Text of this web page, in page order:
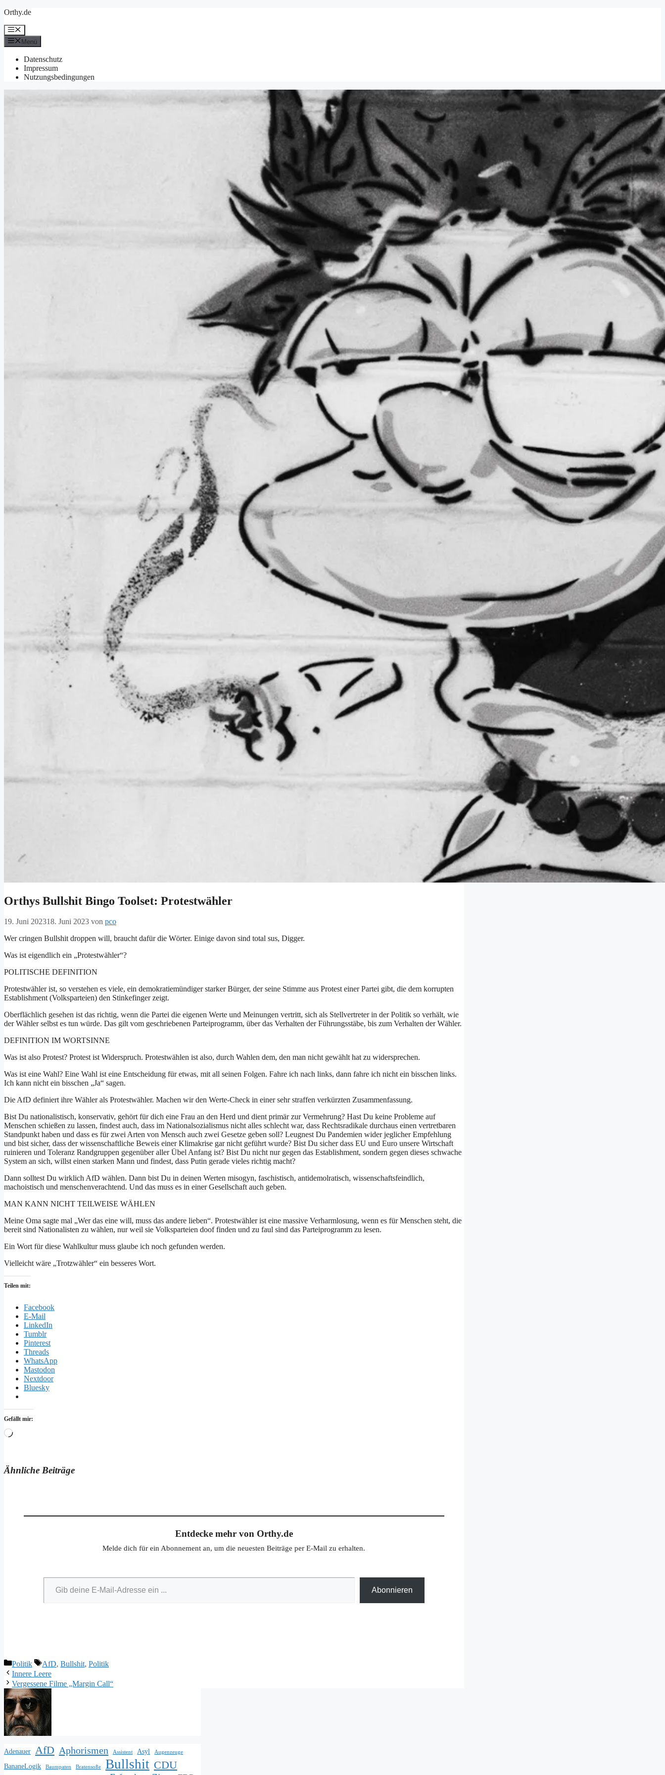
Zum
springen
Orthy.de
Menü
Menü
Datenschutz
Impressum
Nutzungsbedingungen
Orthys Bullshit Bingo Toolset: Protestwähler
19. Juni 202318. Juni 2023 von pco
Wer cringen Bullshit droppen will, braucht dafür die Wörter. Einige davon sind total sus, Digger.
Was ist eigendlich ein „Protestwähler“?
POLITISCHE DEFINITION
Protestwähler ist, so verstehen es viele, ein demokratiemündiger starker Bürger, der seine Stimme aus Protest einer Partei gibt, die dem korrupten
Establishment (Volksparteien) den Stinkefinger zeigt.
Oberflächlich gesehen ist das richtig, wenn die Partei die eigenen Werte und Meinungen vertritt, sich als Stellvertreter in der Politik so verhält, wie
der Wähler selbst es tun würde. Das gilt vom geschriebenen Parteiprogramm, über das Verhalten der Führungsstäbe, bis zum Verhalten der Wähler.
DEFINITION IM WORTSINNE
Was ist also Protest? Protest ist Widerspruch. Protestwählen ist also, durch Wahlen dem, den man nicht gewählt hat zu widersprechen.
Was ist eine Wahl? Eine Wahl ist eine Entscheidung für etwas, mit all seinen Folgen. Fahre ich nach links, dann fahre ich nicht ein bisschen links.
Ich kann nicht ein bisschen „Ja“ sagen.
Die AfD definiert ihre Wähler als Protestwähler. Machen wir den Werte-Check in einer sehr straffen verkürzten Zusammenfassung.
Bist Du nationalistisch, konservativ, gehört für dich eine Frau an den Herd und dient primär zur Vermehrung? Hast Du keine Probleme auf
Menschen schießen zu lassen, findest auch, dass im Nationalsozialismus nicht alles schlecht war, dass Rechtsradikale durchaus einen vertretbaren
Standpunkt haben und dass es für zwei Arten von Mensch auch zwei Gesetze geben soll? Leugnest Du Pandemien wider jeglicher Empfehlung
und bist sicher, dass der wissenschaftliche Beweis einer Klimakrise gar nicht geführt wurde? Bist Du sicher dass EU und Euro unsere Wirtschaft
ruinieren und Toleranz Randgruppen gegenüber aller Übel Anfang ist? Bist Du nicht nur gegen das Establishment, sondern gegen dieses schwache
System an sich, willst einen starken Mann und findest, dass Putin gerade vieles richtig macht?
Dann solltest Du wirklich AfD wählen. Dann bist Du in deinen Werten misogyn, faschistisch, antidemolratisch, wissenschaftsfeindlich,
machoistisch und menschenverachtend. Und das muss es in einer Gesellschaft auch geben.
MAN KANN NICHT TEILWEISE WÄHLEN
Meine Oma sagte mal „Wer das eine will, muss das andere lieben“. Protestwähler ist eine massive Verharmlosung, wenn es für Menschen steht, die
bereit sind Nationalisten zu wählen, nur weil sie Volksparteien doof finden und zu faul sind das Parteiprogramm zu lesen.
Ein Wort für diese Wahlkultur muss glaube ich noch gefunden werden.
Vielleicht wäre „Trotzwähler“ ein besseres Wort.
Teilen mit:
Facebook
E-Mail
LinkedIn
Tumblr
Pinterest
Threads
WhatsApp
Mastodon
Nextdoor
Bluesky
Gefällt mir:
Wird
Ähnliche Beiträge
Entdecke mehr von Orthy.de
Melde dich für ein Abonnement an, um die neuesten Beiträge per E-Mail zu erhalten.
Gib deine E-Mail-Adresse ein ...
Abonnieren
Kategorien
Politik Schlagwörter
AfD, Bullshit, Politik
Innere Leere
Vergessene Filme „Margin Call“
Adenauer AfD Aphorismen Assistent Asyl Augenzeuge
BananeLogik Baumpaten Bratensoße Bullshit CDU